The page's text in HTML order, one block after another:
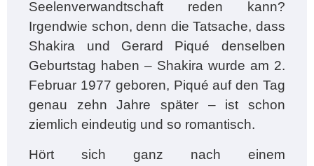
Seelenverwandtschaft reden kann?
Irgendwie schon, denn die Tatsache, dass
Shakira und Gerard Piqué denselben
Geburtstag haben – Shakira wurde am 2.
Februar 1977 geboren, Piqué auf den Tag
genau zehn Jahre später – ist schon
ziemlich eindeutig und so romantisch.
Hört sich ganz nach einem